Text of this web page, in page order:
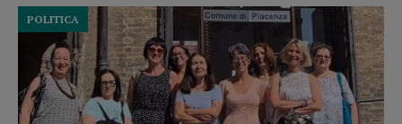
POLITICA